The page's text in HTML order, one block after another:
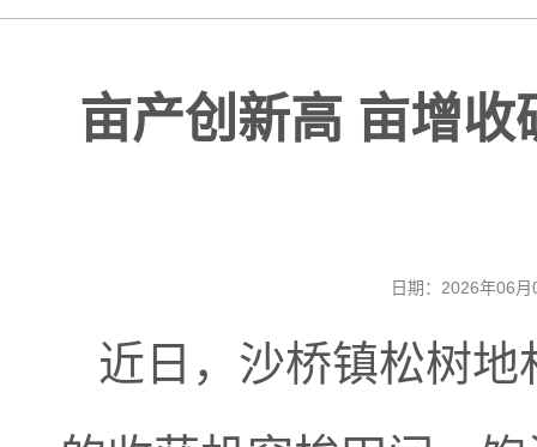
亩产创新高 亩增
日期：2026年06
近日，沙桥镇松树